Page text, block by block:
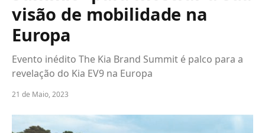
visão de mobilidade na
Europa
Evento inédito The Kia Brand Summit é palco para a
revelação do Kia EV9 na Europa
21 de Maio, 2023